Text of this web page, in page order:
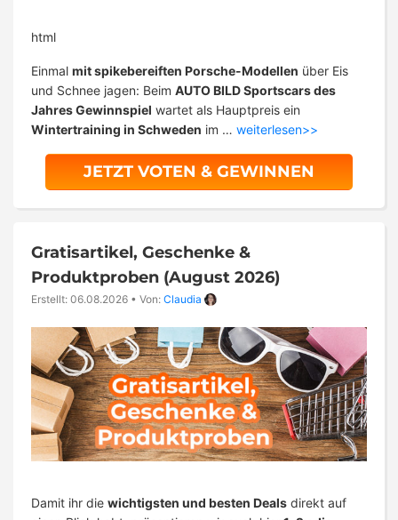
html
Einmal mit spikebereiften Porsche-Modellen über Eis
und Schnee jagen: Beim AUTO BILD Sportscars des
Jahres Gewinnspiel wartet als Hauptpreis ein
Wintertraining in Schweden im … weiterlesen>>
JETZT VOTEN & GEWINNEN
Gratisartikel, Geschenke &
Produktproben (August 2026)
Erstellt: 06.08.2026 • Von: Claudia
Damit ihr die wichtigsten und besten Deals direkt auf